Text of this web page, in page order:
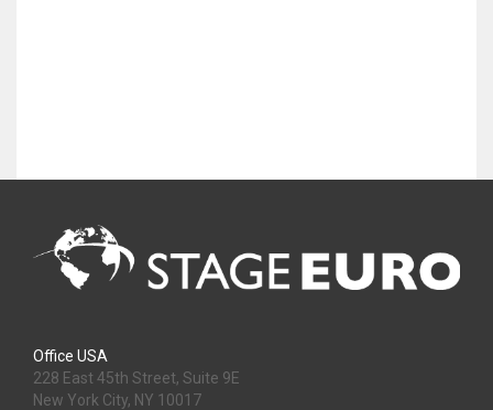
Office USA
228 East 45th Street, Suite 9E
New York City, NY 10017